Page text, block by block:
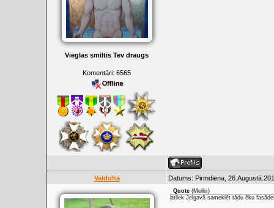
Vieglas smiltis Tev draugs
Komentāri: 6565
Valduha Datums: Pirmdiena,
Quote (Meilis)
atliek Jelgavā sameklēt tādu ēku